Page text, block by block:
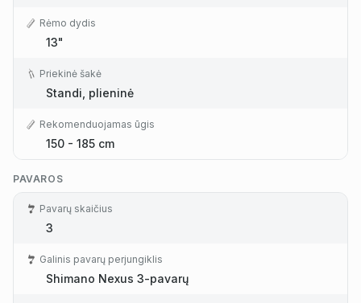
Rėmo dydis
13"
Priekinė šakė
Standi, plieninė
Rekomenduojamas ūgis
150 - 185 cm
PAVAROS
Pavarų skaičius
3
Galinis pavarų perjungiklis
Shimano Nexus 3-pavarų